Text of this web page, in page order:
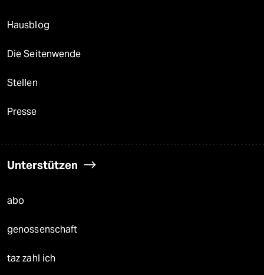
Hausblog
Die Seitenwende
Stellen
Presse
Unterstützen
abo
genossenschaft
taz zahl ich